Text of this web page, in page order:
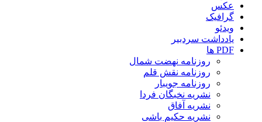
عکس
گرافیک
ویدئو
یادداشت سردبیر
PDF ها
روزنامه نهضت شمال
روزنامه نقش قلم
روزنامه جویبار
نشریه نخبگان فردا
نشریه آفاق
نشریه حکیم باشی